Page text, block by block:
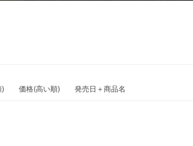
価格(高い順) 発売日＋商品名